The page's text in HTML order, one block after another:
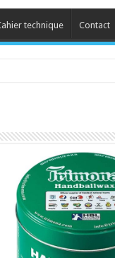
technique Contact